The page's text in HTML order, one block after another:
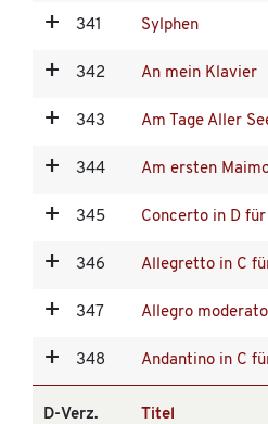
341 Sylphen
342 An mein Klavier
343 Am Tage Aller
344 Am ersten
345 Concerto in D
346 Allegretto in C
347 Allegro
348 Andantino in C
D-Verz. Titel